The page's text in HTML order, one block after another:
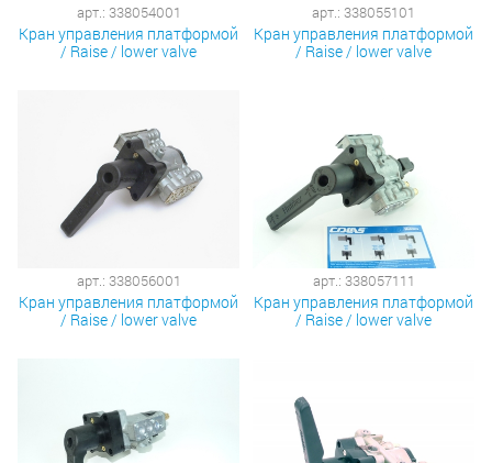
арт.: 338054001
Кран управления платформой
/ Raise / lower valve
арт.: 338055101
Кран управления платформой
/ Raise / lower valve
арт.: 338056001
Кран управления платформой
/ Raise / lower valve
арт.: 338057111
Кран управления платформой
/ Raise / lower valve